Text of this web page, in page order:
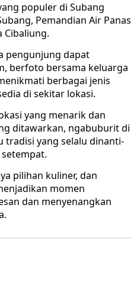
populer di Subang
Pemandian Air Panas
Cibaliung.
pengunjung dapat
berfoto bersama keluarga
berbagai jenis
di sekitar lokasi.
yang menarik dan
ditawarkan, ngabuburit di
tradisi yang selalu dinanti-
pilihan kuliner, dan
momen
dan menyenangkan